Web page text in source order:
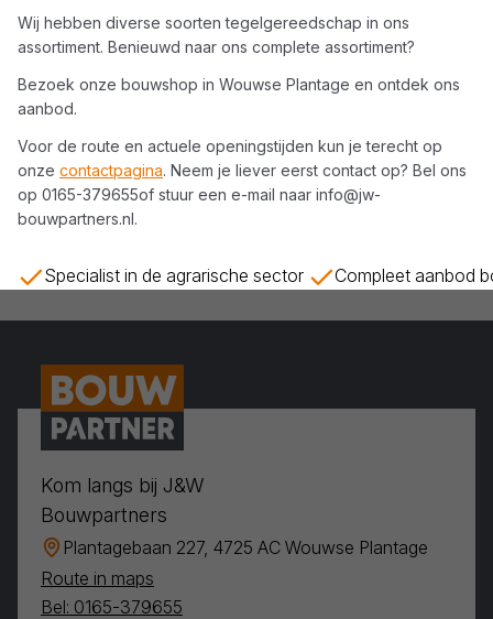
Wij hebben diverse soortentegelgereedschap in ons
assortiment. Benieuwd naar ons complete assortiment?
Bezoek onze bouwshop in Wouwse Plantage en ontdek ons
aanbod.
Voor de route en actuele openingstijden kun je terecht op
onze contactpagina. Neem je liever eerst contact op? Bel ons
op 0165-379655of stuur een e-mail naar info@jw-
bouwpartners.nl.
Specialist in de agrarische sector Compleet aanbod
Kom langs bij J&W
Bouwpartners
Plantagebaan 227, 4725 AC Wouwse Plantage
Route in maps
Bel: 0165-379655